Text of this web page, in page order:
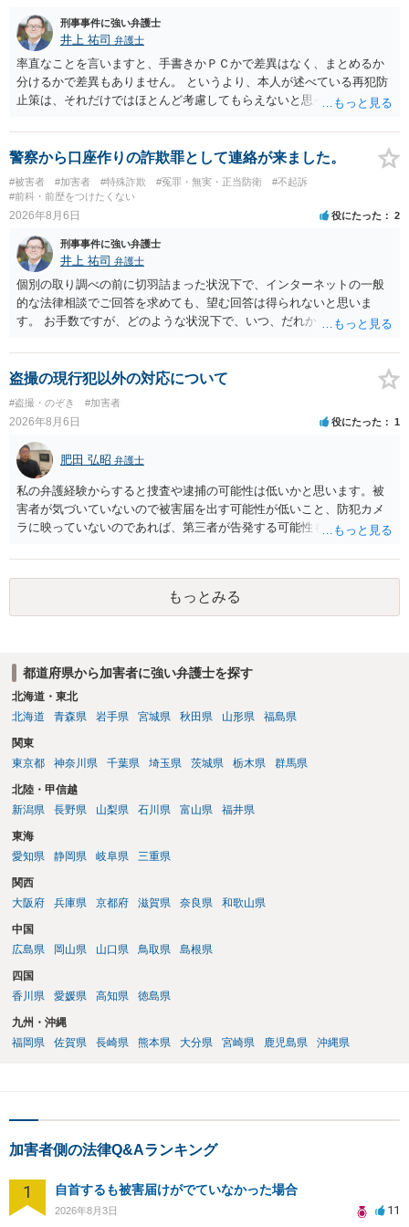
刑事事件に強い弁護士
井上 祐司 弁護士
率直なことを言いますと、手書きかＰＣかで差異はなく、まとめるか
分けるかで差異もありません。 というより、本人が述べている再犯防
止策は、それだけではほとんど考慮してもらえないと思った方が良い
やカウンセリング・治療の内容 ・利用している再犯防止策（例えば保
護観察所と連携した職業支援の内容や具体的な就労・監督状況） ・監
督者の証言 など、証拠で担保された客観性と実現可能性があるもので
なければあまり意味がありません。 もともと執行猶予が狙える事案で
あれば本人の反省の言葉だけで十分であり、実刑となるか微妙な事案
いうのが実感です。
警察から口座作りの詐欺罪として連絡が来ました。
#被害者 #加害者 #特殊詐欺 #冤罪・無実・正当防衛
#不起訴
#前科・前歴をつけたくない
2026年8月6日 役にたった 2
刑事事件に強い弁護士
井上 祐司 弁護士
個別の取り調べの前に切羽詰まった状況下で、インターネットの一般
的な法律相談でご回答を求めても、望む回答は得られないと思いま
す。 お手数ですが、どのような状況下で、いつ、だれからどのような
の程度だと聞いているのかということについて、お近くで詳細な法律
相談を受けられたうえで対処方法を探された方がよいと思われます。
一般論でいえば、任意取り調べの場合、ＩＣレコーダーを持参して取
り調べ内容を録音することは必須だと考えます。
盗撮の現行犯以外の対応について
#盗撮・のぞき #加害者
2026年8月6日 役にたった 1
肥田 弘昭 弁護士
私の弁護経験からすると捜査や逮捕の可能性は低いかと思います。被
害者が気づいていないので被害届を出す可能性が低いこと、防犯カメ
ラに映っていないのであれば、第三者が告発する可能性も低いこと、
座る女性を盗撮(全体像写真1枚と5秒程度の動画)してしまいました。下
着や胸など強調したものではありません。」とありますが、少なくと
も捜査段階では性的姿態等撮影罪の被疑事実で逮捕勾留されるケース
が私の弁護経験では多くなった印象です（最終的には不起訴ないし各
もっとみる
都道府県から加害者に強い弁護士を探す
北海道・東北
北海道
青森県 岩手県 宮城県 秋田県 山形県 福島県
関東
東京都
神奈川県 千葉県 埼玉県 茨城県 栃木県 群馬県
北陸・甲信越
新潟県
長野県 山梨県 石川県 富山県 福井県
東海
愛知県
静岡県 岐阜県 三重県
関西
大阪府
兵庫県 京都府 滋賀県 奈良県 和歌山県
中国
広島県
岡山県 山口県 鳥取県 島根県
四国
香川県
愛媛県 高知県 徳島県
九州・沖縄
福岡県
佐賀県 長崎県 熊本県 大分県 宮崎県 鹿児島県 沖縄県
加害者側の法律Q&Aランキング
1 自首するも被害届けがでていなかった場合
2026年8月3日 11